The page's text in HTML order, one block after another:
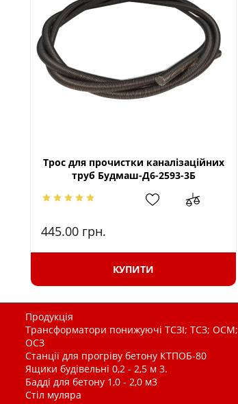
Трос для прочистки каналізаційних
труб Будмаш-Д6-2593-3Б
445.00 грн.
КУПИТИ
Продукція
Трансформатори понижуючі ТСЗІ; ТСЗ; ОСМ;
ОСЗ
Станції для прогріву бетону КТПОБ-80
Ящики будівельні 0,2 - 2,5 м 3.
Бадді для бетону 1,0 - 2,0 м3
Стіл муляра